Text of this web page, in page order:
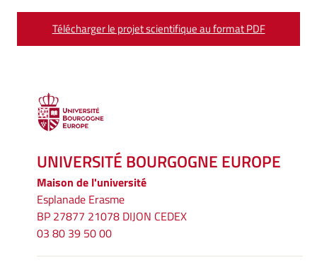
Télécharger le projet scientifique au format PDF
UNIVERSITÉ BOURGOGNE EUROPE
Maison de l'université
Esplanade Erasme
BP 27877 21078 DIJON CEDEX
03 80 39 50 00